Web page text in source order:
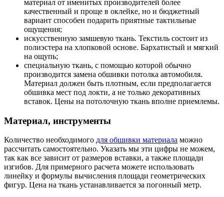
материал от именитых производителей более
качественный и проще в оклейке, но и бюджетный
вариант способен подарить приятные тактильные
ощущения;
искусственную замшевую ткань. Текстиль состоит из
полиэстера на хлопковой основе. Бархатистый и мягкий
на ощупь;
специальную ткань, с помощью которой обычно
производится замена обшивки потолка автомобиля.
Материал должен быть плотным, если предполагается
обшивка мест под локти, а не только декоративных
вставок. Цены на потолочную ткань вполне приемлемы.
Материал, инструменты
Количество необходимого для обшивки материала можно
рассчитать самостоятельно. Указать мы эти цифры не можем,
так как все зависит от размеров вставки, а также площади
изгибов. Для примерного расчета можете использовать
линейку и формулы вычисления площади геометрических
фигур. Цена на ткань устанавливается за погонный метр.